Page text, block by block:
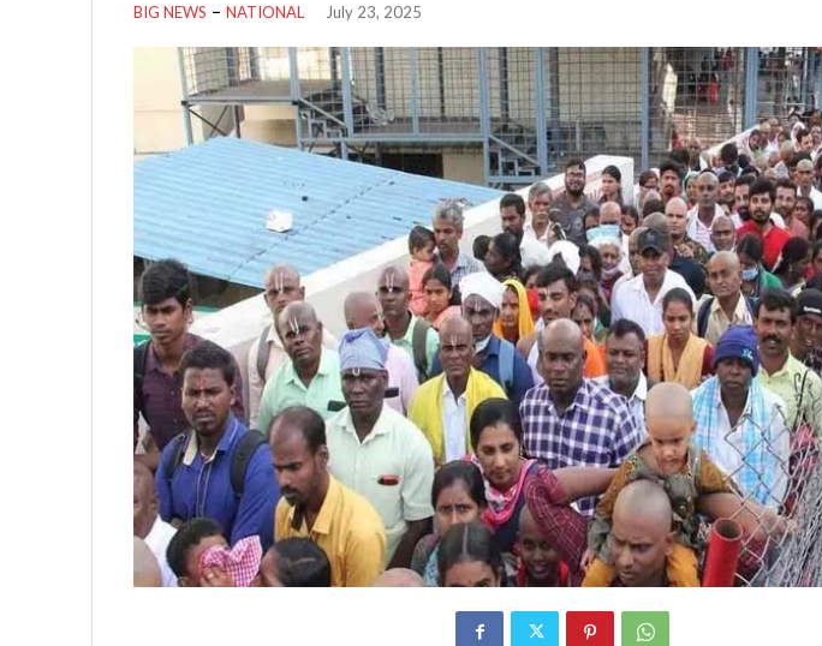
BIG NEWS NATIONAL July 23, 2025